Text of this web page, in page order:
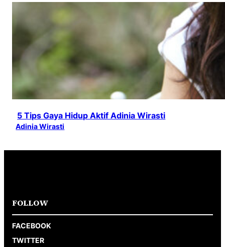
5 Tips Gaya Hidup Aktif Adinia Wirasti
Adinia Wirasti
FOLLOW
FACEBOOK
TWITTER